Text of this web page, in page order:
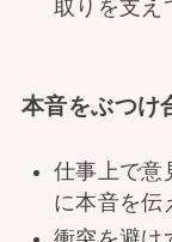
取りを支え
本音をぶつけ
仕事上で意
に本音を伝